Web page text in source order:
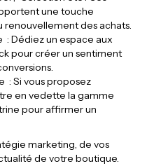
une touche
des achats.
Dédiez un espace aux
pour créer un sentiment
: Si vous proposez
en vedette la gamme
pour affirmer un
marketing, de vos
de votre boutique.